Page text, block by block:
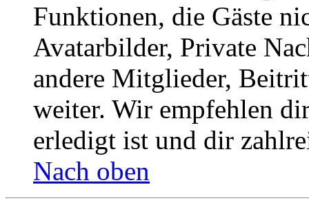
Funktionen, die Gäste
Avatarbilder, Private
andere Mitglieder,
weiter. Wir empfehlen
erledigt ist und dir
Nach oben